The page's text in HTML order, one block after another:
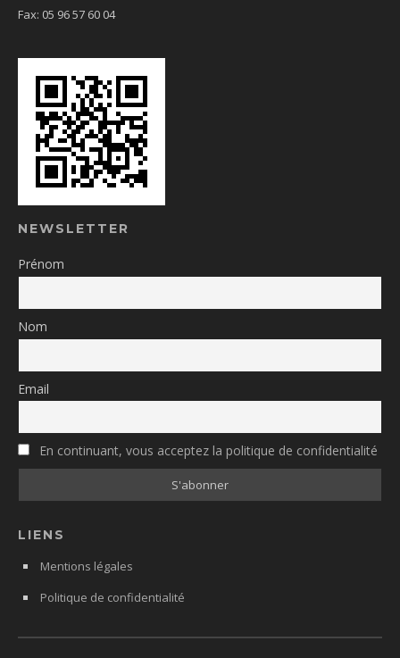
Fax: 05 96 57 60 04
NEWSLETTER
Prénom
Nom
Email
En continuant, vous acceptez la politique de confidentialité
LIENS
Mentions légales
Politique de confidentialité